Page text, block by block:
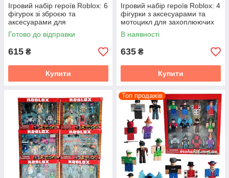
Ігровий набір героїв Roblox: 6
фігурок зі зброєю та
аксесуарами для
захоплюючих пригод
Готово до відправки
615 ₴
Купити
Ігровий набір героїв Roblox: 4
фігурки з аксесуарами та
мотоцикл для захоплюючих
пригод
В наявності
635 ₴
Купити
Топ продажів